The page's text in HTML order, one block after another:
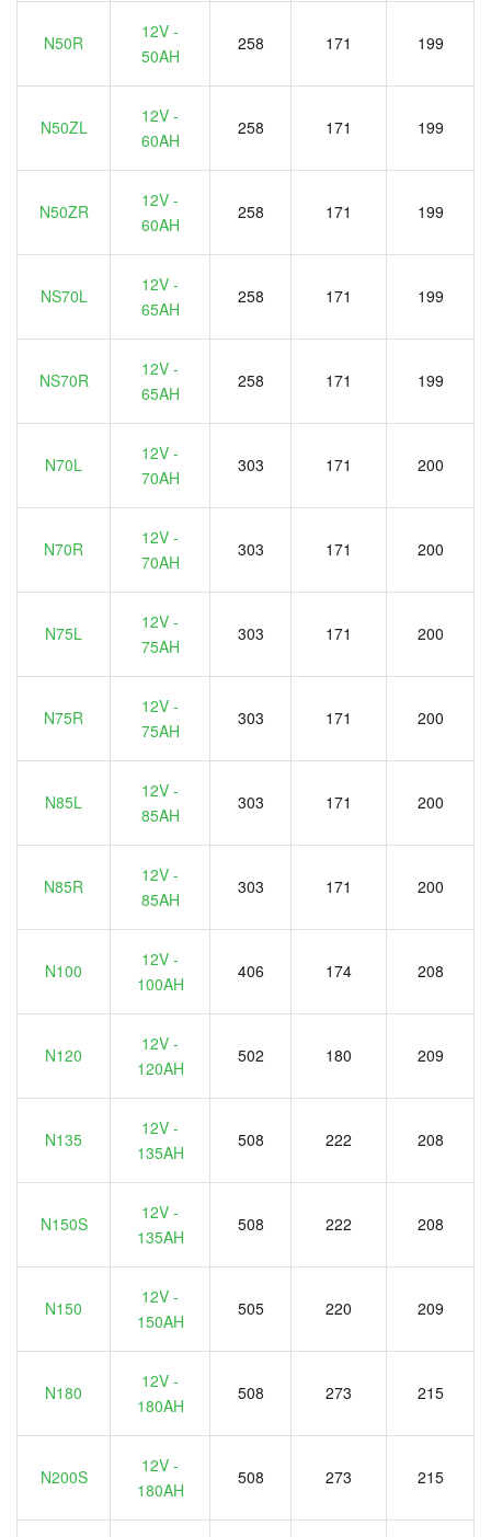
N50R
12V -
50AH
258 171 199
N50ZL
12V -
60AH
258 171 199
N50ZR
12V -
60AH
258 171 199
NS70L
12V -
65AH
258 171 199
NS70R
12V -
65AH
258 171 199
N70L
12V -
70AH
303 171 200
N70R
12V -
70AH
303 171 200
N75L
12V -
75AH
303 171 200
N75R
12V -
75AH
303 171 200
N85L
12V -
85AH
303 171 200
N85R
12V -
85AH
303 171 200
N100
12V -
100AH
406 174 208
N120
12V -
120AH
502 180 209
N135
12V -
135AH
508 222 208
N150S
12V -
135AH
508 222 208
N150
12V -
150AH
505 220 209
N180
12V -
180AH
508 273 215
N200S
12V -
180AH
508 273 215